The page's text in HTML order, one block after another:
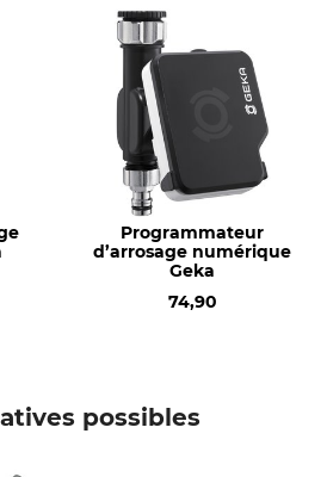
Programmateur
d’arrosage numérique
Geka
74,90
possibles